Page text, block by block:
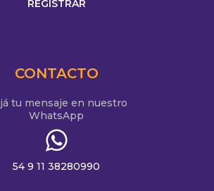
CONTACTO
tu mensaje en nuestro
WhatsApp
54 9 11 38280990